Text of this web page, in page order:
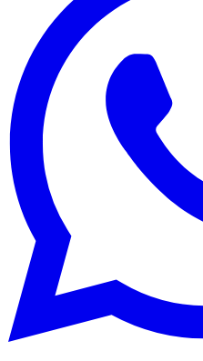
Flamengo